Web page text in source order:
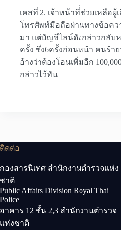
เคสที่ 2. เจ้าหน้าที่่ช่วยเหลือ
โทรศัพท์มือถือผ่านทางข้อควา
มา แต่บัญชีไลน์ดังกล่าวกลับห
ครั้ง ซึ่ง6ครั้งก่อนหน้า คนร้า
อ้างว่าต้องโอนเพิ่มอีก
กล่าวไว้ทัน
ติดต่อ
กองสารนิเทศ สำนักงานตำรวจแห่ง
ชาติ
Public Affairs Division Royal Thai
Police
อาคาร 12 ชั้น 2,3 สำนักงานตำรวจ
แห่งชาติ